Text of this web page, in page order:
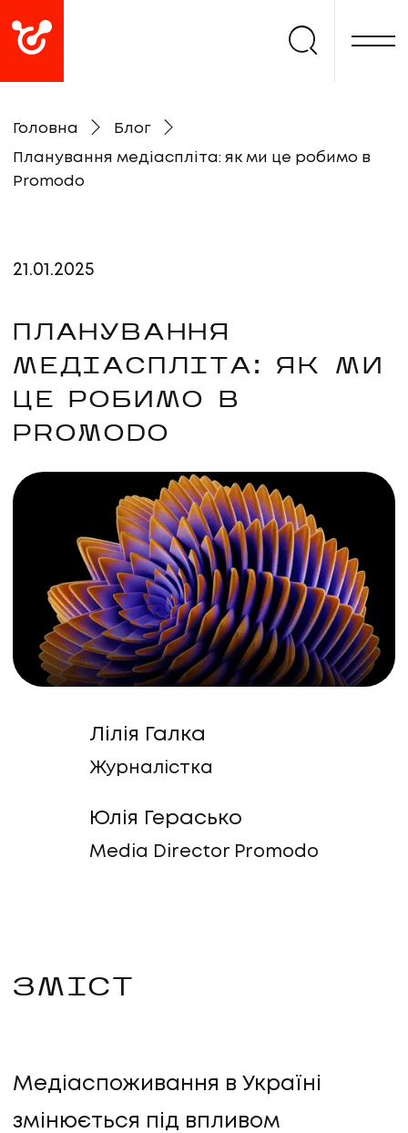
Головна Блог
Планування медіаспліта: як ми це робимо в
Promodo
21 .01 .2025
ПЛАНУВАННЯ
МЕДІАСПЛІТА: ЯК МИ
ЦЕ РОБИМО В
PROMODO
Лілія Галка
Журналістка
Юлія Герасько
Media Director Promodo
ЗМІСТ
Медіаспоживання в Україні
змінюється під впливом